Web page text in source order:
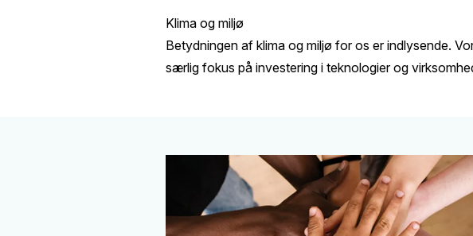
Klima og miljø
Betydningen af klima og miljø for os er indlysende.
særlig fokus på investering i teknologier og